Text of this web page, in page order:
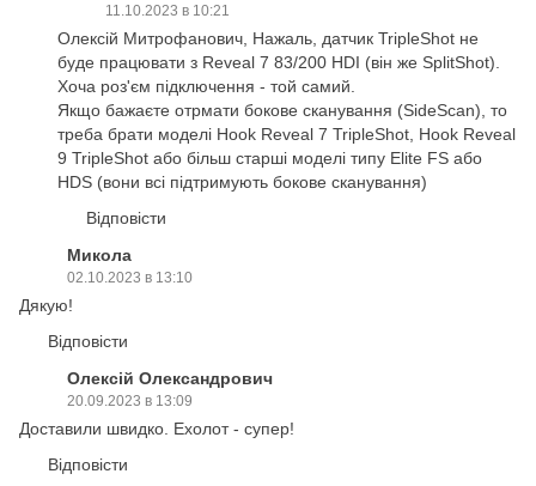
11.10.2023 в 10:21
Олексій Митрофанович, Нажаль, датчик TripleShot не
буде працювати з Reveal 7 83/200 HDI (він же SplitShot).
Хоча роз'єм підключення - той самий.
Якщо бажаєте отрмати бокове сканування (SideScan), то
треба брати моделі Hook Reveal 7 TripleShot, Hook Reveal
9 TripleShot або більш старші моделі типу Elite FS або
HDS (вони всі підтримують бокове сканування)
Відповісти
Микола
02.10.2023 в 13:10
Дякую!
Відповісти
Олексій Олександрович
20.09.2023 в 13:09
Доставили швидко. Ехолот - супер!
Відповісти